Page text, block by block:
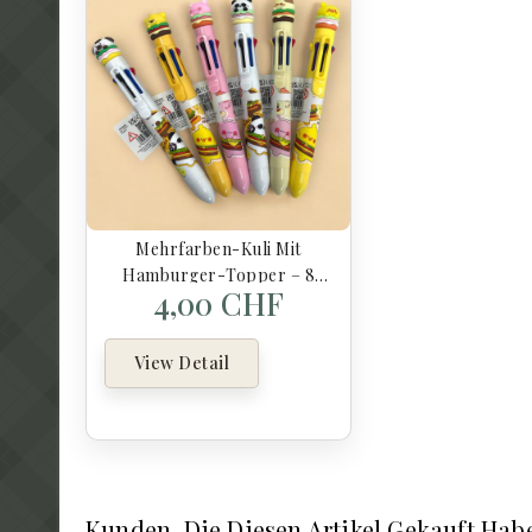
Mehrfarben-Kuli Mit
Hamburger-Topper – 8
Farben & Süsses Design
4,00 CHF
View Detail